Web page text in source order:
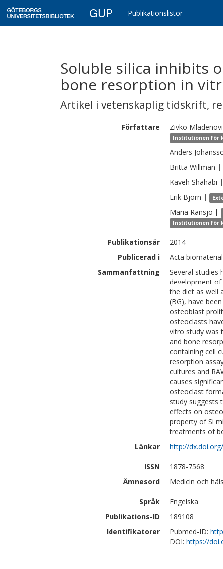
GUP Publikationslistor
Soluble silica inhibits
bone resorption in
Artikel i vetenskaplig tidskrift,
Författare Zivko
Institutionen för
Anders
Britta Willman |
Kaveh Shahabi |
Erik Björn |
Maria Ransjö |
Institutionen för
Publikationsår
2014
Publicerad i
Acta
Sammanfattning
Several studies
development of
the diet as well
(BG), have
osteoblast
osteoclasts
vitro study was
and bone
containing cell
resorption
cultures and
causes
osteoclast
study suggests
effects on
property of Si
treatments of
Länkar
http://
ISSN
1878-7568
Ämnesord
Medicin och
Språk
Engelska
Publikations-ID
189108
Identifikatorer
Pubmed-ID:
DOI: https://